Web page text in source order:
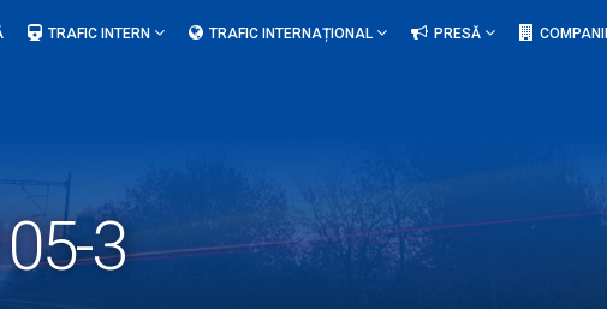
TRAFIC INTERN TRAFIC INTERNAȚIONAL PRESĂ
3